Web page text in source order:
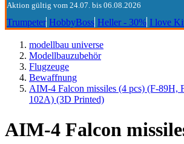
Aktion gültig vom 24.07. bis 06.08.2026
Trumpeter HobbyBoss Heller - 30% I love
modellbau universe
Modellbauzubehör
Flugzeuge
Bewaffnung
AIM-4 Falcon missiles (4 pcs) (F-89H,
102A) (3D Printed)
AIM-4 Falcon